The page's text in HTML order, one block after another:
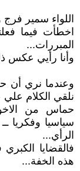
اللواء سمير
اخطأت فيما
المبررات...
وأنا رأيي عكس
وعندما نري أن
نلقي الكلام علي
حماس من
سياسيا وفكريا
الرأي...
فالقضايا
هذه الخفة...